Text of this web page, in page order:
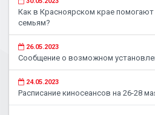
Как в Красноярском крае помогают
семьям?
26.05.2023
Сообщение о возможном
24.05.2023
Расписание киносеансов на 26-28